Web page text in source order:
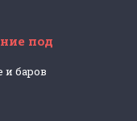
под
и баров